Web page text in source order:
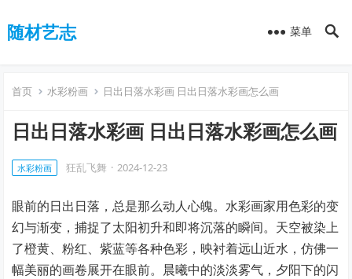
随材艺志 菜单
首页 水彩粉画 日出日落水彩画 日出日落水彩画怎么画
日出日落水彩画 日出日落水彩画怎么画
水彩粉画 狂乱飞舞 · 2024-12-23
眼前的日出日落，总是那么动人心魄。水彩画家用色彩的变
幻与渐变，捕捉了太阳初升和即将沉落的瞬间。天空被染上
了橙黄、粉红、紫蓝等各种色彩，映衬着远山近水，仿佛一
幅美丽的画卷展开在眼前。晨曦中的淡淡雾气，夕阳下的闪